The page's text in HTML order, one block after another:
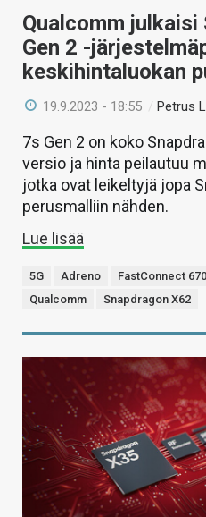
Qualcomm julkaisi
Gen 2 -
keskihintaluokan
19.9.2023 - 18:55 /Petrus
7s Gen 2 on koko
versio ja hinta peilautuu
jotka ovat leikeltyjä jopa
perusmalliin nähden.
Lue lisää
5G Adreno FastConnect
Qualcomm
Snapdragon X62